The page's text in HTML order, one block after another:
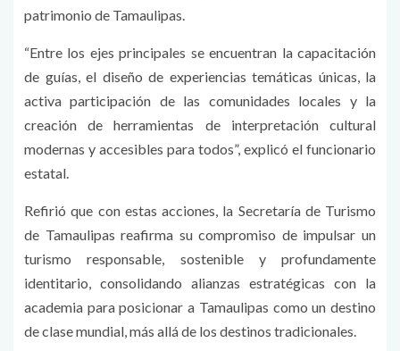
patrimonio de Tamaulipas.
“Entre los ejes principales se encuentran la capacitación
de guías, el diseño de experiencias temáticas únicas, la
activa participación de las comunidades locales y la
creación de herramientas de interpretación cultural
modernas y accesibles para todos”, explicó el funcionario
estatal.
Refirió que con estas acciones, la Secretaría de Turismo
de Tamaulipas reafirma su compromiso de impulsar un
turismo responsable, sostenible y profundamente
identitario, consolidando alianzas estratégicas con la
academia para posicionar a Tamaulipas como un destino
de clase mundial, más allá de los destinos tradicionales.